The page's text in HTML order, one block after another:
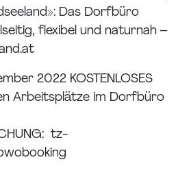
Das Dorfbüro
flexibel und naturnah –
2022 KOSTENLOSES
Arbeitsplätze im Dorfbüro
tz-